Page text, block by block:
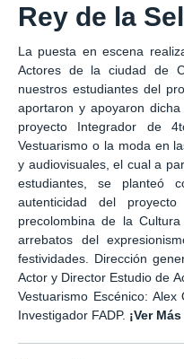
Rey de la
La puesta en escena
Actores de la ciudad de
nuestros estudiantes del
aportaron y apoyaron
proyecto Integrador de
Vestuarismo o la moda en
y audiovisuales, el cual a
estudiantes, se planteó
autenticidad del
precolombina de la
arrebatos del
festividades. Dirección
Actor y Director Estudio de
Vestuarismo Escénico:
Investigador FADP. ¡Ver